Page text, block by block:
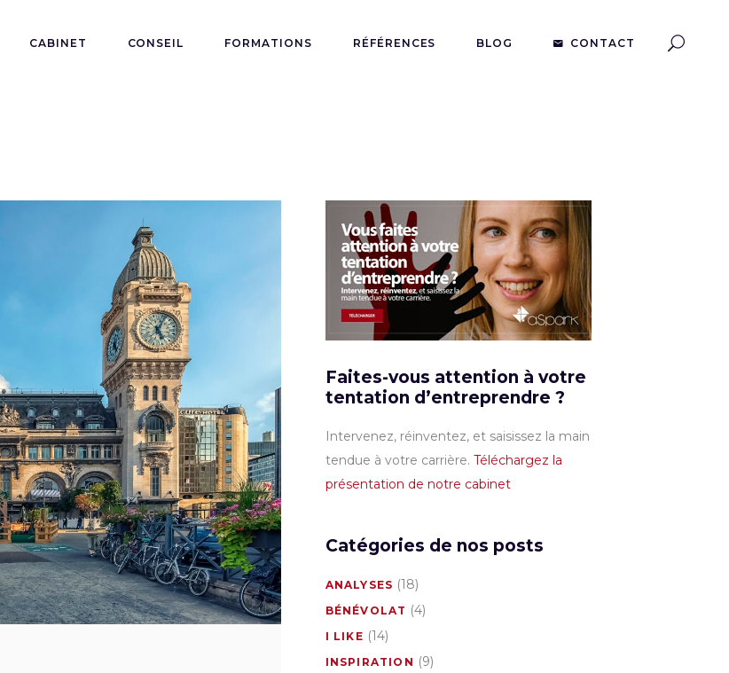
CABINET CONSEIL FORMATIONS RÉFÉRENCES BLOG CONTACT
Faites-vous attention à votre
tentation d’entreprendre ?
Intervenez, réinventez, et saisissez la main
tendue à votre carrière. Téléchargez la
présentation de notre cabinet
Catégories de nos posts
ANALYSES (18)
BÉNÉVOLAT (4)
I LIKE (14)
INSPIRATION (9)